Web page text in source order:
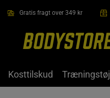
Gratis fragt over 349 kr
Kosttilskud Træningstøj